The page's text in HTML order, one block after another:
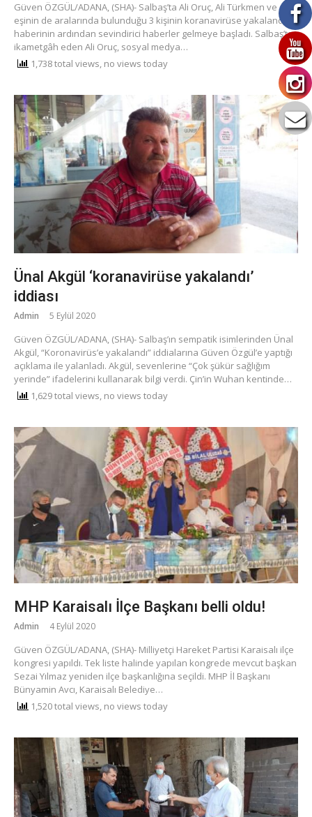
Güven ÖZGÜL/ADANA, (SHA)- Salbaş’ta Ali Oruç, Ali Türkmen ve
eşinin de aralarında bulunduğu 3 kişinin koranavirüse yakalandığı
haberinin ardından sevindirici haberler gelmeye başladı. Salbaş’ta
ikametgâh eden Ali Oruç, sosyal medya…
1,738 total views, no views today
Ünal Akgül ‘koranavirüse yakalandı’
iddiası
Admin 5 Eylül 2020
Güven ÖZGÜL/ADANA, (SHA)- Salbaş’ın sempatik isimlerinden Ünal
Akgül, “Koronavirüs’e yakalandı” iddialarına Güven Özgül’e yaptığı
açıklama ile yalanladı. Akgül, sevenlerine “Çok şükür sağlığım
yerinde” ifadelerini kullanarak bilgi verdi. Çin’in Wuhan kentinde…
1,629 total views, no views today
MHP Karaisalı İlçe Başkanı belli oldu!
Admin 4 Eylül 2020
Güven ÖZGÜL/ADANA, (SHA)- Milliyetçi Hareket Partisi Karaisalı ilçe
kongresi yapıldı. Tek liste halinde yapılan kongrede mevcut başkan
Sezai Yılmaz yeniden ilçe başkanlığına seçildi. MHP İl Başkanı
Bünyamin Avcı, Karaisalı Belediye…
1,520 total views, no views today